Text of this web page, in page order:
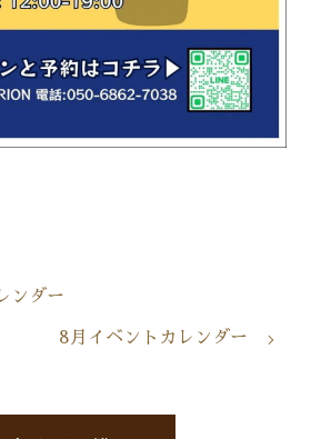
ンダー
8月イベントカレンダー